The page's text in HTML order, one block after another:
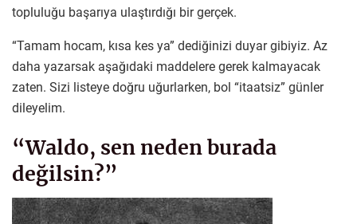
topluluğu başarıya ulaştırdığı bir gerçek.
“Tamam hocam, kısa kes ya” dediğinizi duyar gibiyiz. Az
daha yazarsak aşağıdaki maddelere gerek kalmayacak
zaten. Sizi listeye doğru uğurlarken, bol “itaatsiz” günler
dileyelim.
“Waldo, sen neden burada
değilsin?”